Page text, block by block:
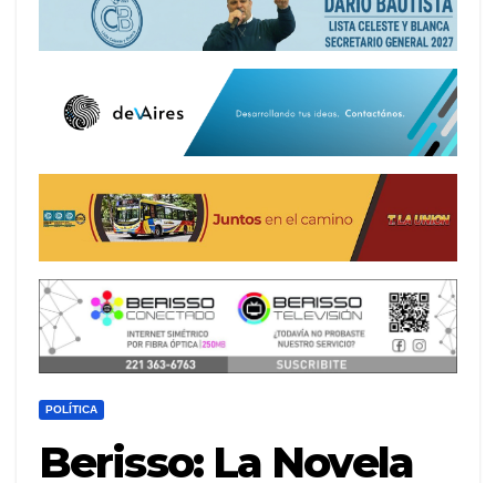
POLÍTICA
Berisso: La Novela